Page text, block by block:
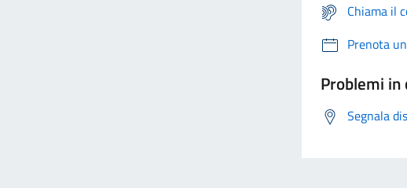
Chiama il
Prenota
Problemi
Segnala